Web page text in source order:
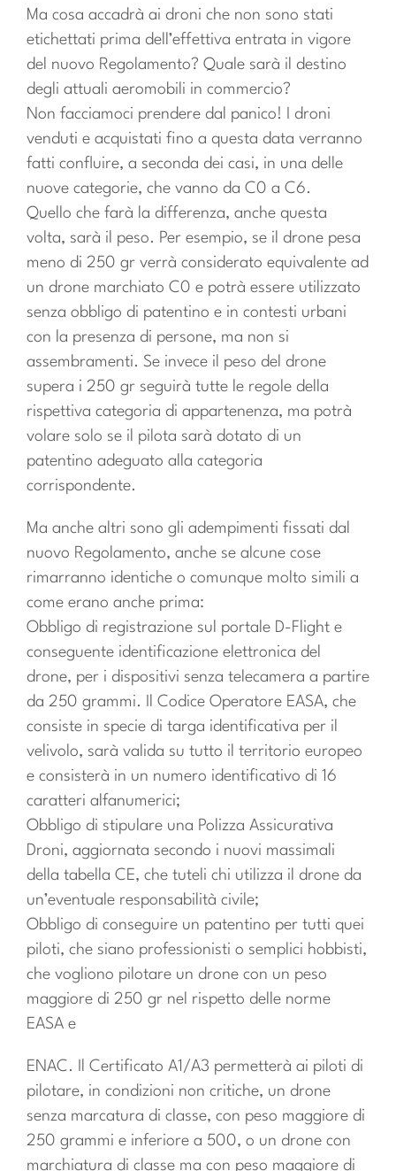
Ma cosa accadrà ai droni che non sono stati
etichettati prima dell’effettiva entrata in vigore
del nuovo Regolamento? Quale sarà il destino
degli attuali aeromobili in commercio?
Non facciamoci prendere dal panico! I droni
venduti e acquistati fino a questa data verranno
fatti confluire, a seconda dei casi, in una delle
nuove categorie, che vanno da C0 a C6.
Quello che farà la differenza, anche questa
volta, sarà il peso. Per esempio, se il drone pesa
meno di 250 gr verrà considerato equivalente ad
un drone marchiato C0 e potrà essere utilizzato
senza obbligo di patentino e in contesti urbani
con la presenza di persone, ma non si
assembramenti. Se invece il peso del drone
supera i 250 gr seguirà tutte le regole della
rispettiva categoria di appartenenza, ma potrà
volare solo se il pilota sarà dotato di un
patentino adeguato alla categoria
corrispondente.
Ma anche altri sono gli adempimenti fissati dal
nuovo Regolamento, anche se alcune cose
rimarranno identiche o comunque molto simili a
come erano anche prima:
Obbligo di registrazione sul portale D-Flight e
conseguente identificazione elettronica del
drone, per i dispositivi senza telecamera a partire
da 250 grammi. Il Codice Operatore EASA, che
consiste in specie di targa identificativa per il
velivolo, sarà valida su tutto il territorio europeo
e consisterà in un numero identificativo di 16
caratteri alfanumerici;
Obbligo di stipulare una Polizza Assicurativa
Droni, aggiornata secondo i nuovi massimali
della tabella CE, che tuteli chi utilizza il drone da
un’eventuale responsabilità civile;
Obbligo di conseguire un patentino per tutti quei
piloti, che siano professionisti o semplici hobbisti,
che vogliono pilotare un drone con un peso
maggiore di 250 gr nel rispetto delle norme
EASA e
ENAC. Il Certificato A1/A3 permetterà ai piloti di
pilotare, in condizioni non critiche, un drone
senza marcatura di classe, con peso maggiore di
250 grammi e inferiore a 500, o un drone con
marchiatura di classe ma con peso maggiore di